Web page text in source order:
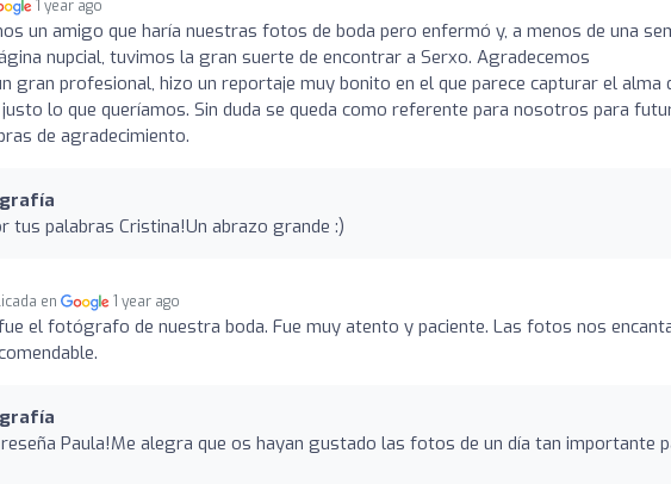
1 year ago
un amigo que haría nuestras fotos de boda pero enfermó y, a menos de una
nupcial, tuvimos la gran suerte de encontrar a Serxo. Agradecemos
gran profesional, hizo un reportaje muy bonito en el que parece capturar el alma
lo que queríamos. Sin duda se queda como referente para nosotros para
de agradecimiento.
tus palabras Cristina!Un abrazo grande :)
en 1 year ago
el fotógrafo de nuestra boda. Fue muy atento y paciente. Las fotos nos
Paula!Me alegra que os hayan gustado las fotos de un día tan importante